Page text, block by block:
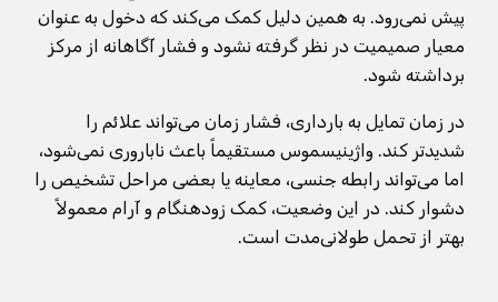
پیش نمی‌رود. به همین دلیل کمک می‌کند که دخول به عنوان
معیار صمیمیت در نظر گرفته نشود و فشار آگاهانه از مرکز
برداشته شود.
در زمان تمایل به بارداری، فشار زمان می‌تواند علائم را
شدیدتر کند. واژینیسموس مستقیماً باعث ناباروری نمی‌شود،
اما می‌تواند رابطه جنسی، معاینه یا بعضی مراحل تشخیص را
دشوار کند. در این وضعیت، کمک زودهنگام و آرام معمولاً
بهتر از تحمل طولانی‌مدت است.